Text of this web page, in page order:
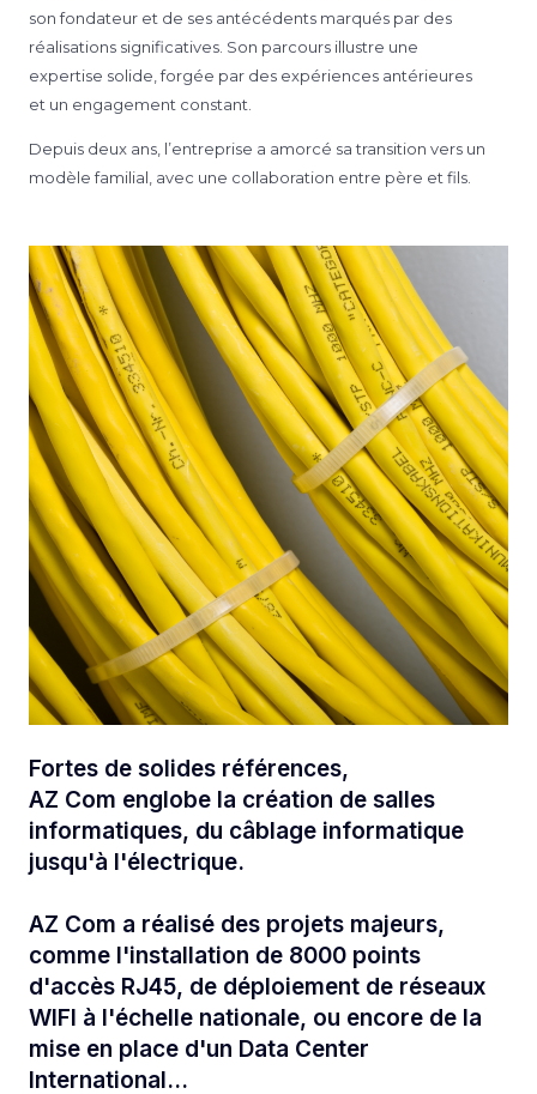
son fondateur et de ses antécédents marqués par des
réalisations significatives. Son parcours illustre une
expertise solide, forgée par des expériences antérieures
et un engagement constant.
Depuis deux ans, l’entreprise a amorcé sa transition vers un
modèle familial, avec une collaboration entre père et fils.
Fortes de solides références,
AZ Com englobe la création de salles
informatiques, du câblage informatique
jusqu'à l'électrique.
AZ Com a réalisé des projets majeurs,
comme l'installation de 8000 points
d'accès RJ45, de déploiement de réseaux
WIFI à l'échelle nationale, ou encore de la
mise en place d'un Data Center
International...